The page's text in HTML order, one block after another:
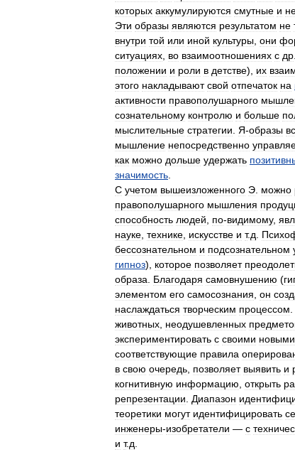
которых аккумулируются смутные и
Эти образы являются результатом не
внутри той или иной культуры они
ситуациях во взаимоотношениях с др
положении и роли в детстве), их
этого накладывают свой отпечаток на
активности правополушарного
сознательному контролю и больше
мыслительные стратегии Я-образы
мышление непосредственно
как можно дольше удержать
значимость
С учетом вышеизложенного Э можно
правополушарного мышления
способность людей по-видимому,
науке технике искусстве и т.д
бессознательном и подсознательном
гипноз), которое позволяет
образа
Благодаря самовнушению (
элементом его самосознания он
наслаждаться творческим процессом
животных неодушевленных
экспериментировать с своими новыми
соответствующие правила
в свою очередь позволяет выявить и
когнитивную информацию открыть
репрезентации
Диапазон
теоретики могут идентифицировать
инженеры-изобретатели — с
и т.д